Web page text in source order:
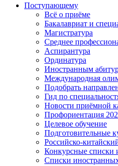
Поступающему
Всё о приёме
Бакалавриат и
Магистратура
Среднее
Аспирантура
Ординатура
Иностранным
Международная
Подобрать
Гид по
Новости приёмной
Профориентация
Целевое обучение
Подготовительные
Российско-
Конкурсные списки
Списки